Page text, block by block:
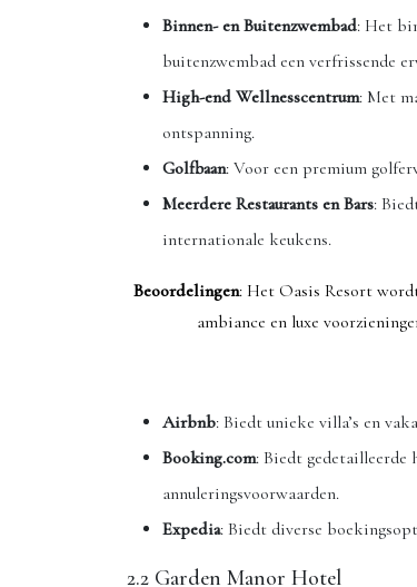
Binnen- en Buitenzwembad: Het
buitenzwembad een verfrissende
High-end Wellnesscentrum: Met
ontspanning.
Golfbaan: Voor een premium
Meerdere Restaurants en Bars:
internationale keukens.
Beoordelingen: Het Oasis Resort
ambiance en luxe
Airbnb: Biedt unieke villa’s en
Booking.com: Biedt gedetailleerde
annuleringsvoorwaarden.
Expedia: Biedt diverse
2.2 Garden Manor Hotel